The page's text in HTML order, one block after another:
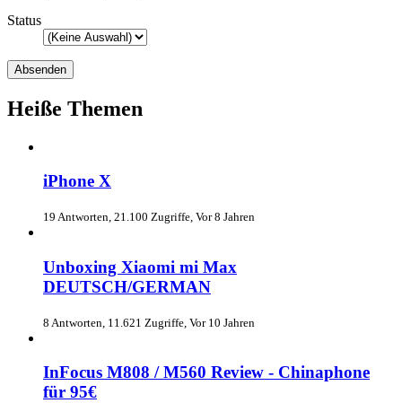
Status
Heiße Themen
iPhone X
19 Antworten, 21.100 Zugriffe, Vor 8 Jahren
Unboxing Xiaomi mi Max
DEUTSCH/GERMAN
8 Antworten, 11.621 Zugriffe, Vor 10 Jahren
InFocus M808 / M560 Review - Chinaphone
für 95€